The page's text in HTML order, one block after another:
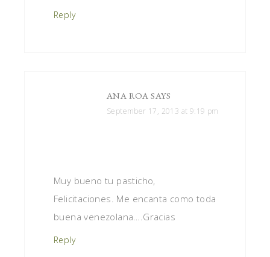
Reply
ANA ROA SAYS
September 17, 2013 at 9:19 pm
Muy bueno tu pasticho,
Felicitaciones. Me encanta como toda
buena venezolana….Gracias
Reply